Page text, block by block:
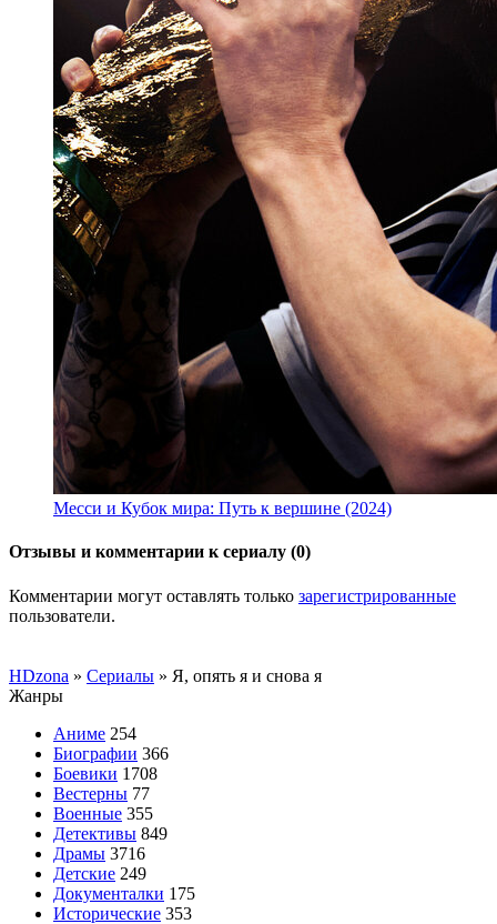
Месси и Кубок мира: Путь к вершине (2024)
Отзывы и комментарии к сериалу (0)
Комментарии могут оставлять только зарегистрированные
пользователи.
HDzona » Сериалы » Я, опять я и снова я
Жанры
Аниме 254
Биографии 366
Боевики 1708
Вестерны 77
Военные 355
Детективы 849
Драмы 3716
Детские 249
Документалки 175
Исторические 353